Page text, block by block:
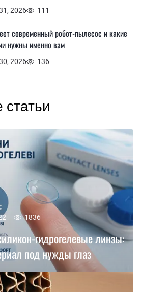
2026 111
2026 136
современный робот-пылесос и какие
нужны именно вам
1836
гидрогелевые линзы:
под нужды глаз